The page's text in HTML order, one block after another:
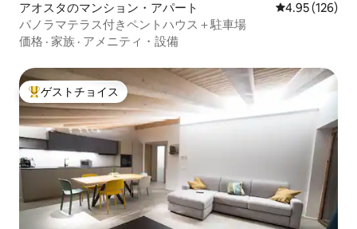
アオスタのマンション・アパート レビュー126
4.95 (126)
パノラマテラス付きペントハウス＋駐車場
価格 · 家族 · アメニティ・設備
大好評のゲストチョイスです。
ゲストチョイス